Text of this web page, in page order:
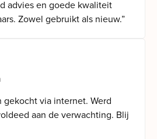
advies en goede kwaliteit
Zowel gebruikt als nieuw.”
gekocht via internet. Werd
aan de verwachting. Blij